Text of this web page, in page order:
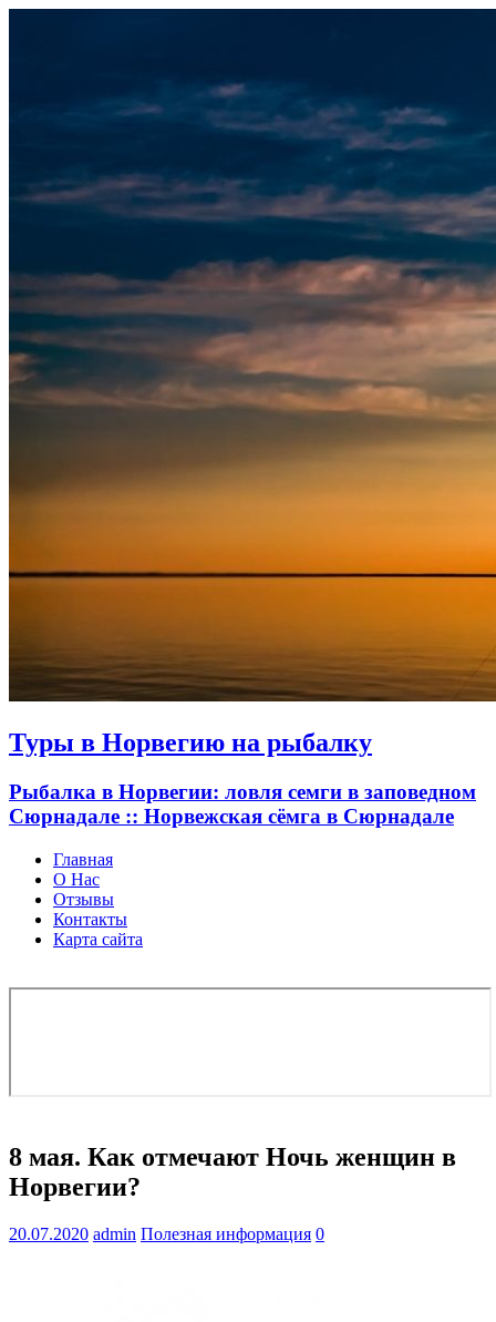
Туры в Норвегию на рыбалку
Рыбалка в Норвегии: ловля семги в заповедном
Сюрнадале :: Норвежская сёмга в Сюрнадале
Главная
О Нас
Отзывы
Контакты
Карта сайта
8 мая. Как отмечают Ночь женщин в
Норвегии?
20.07.2020 admin Полезная информация 0
Узнать больше.